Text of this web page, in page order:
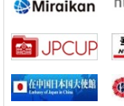
科學研究
開發出300億年僅誤差1秒
基礎設施
經濟・社會
日本成立「以人為本AI聯
科學研究
大阪大學開發出膜脂質視